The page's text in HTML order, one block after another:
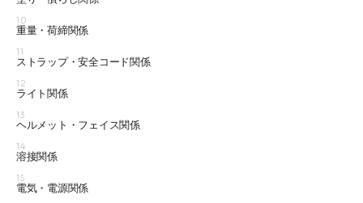
10
重量・荷締関係
11
ストラップ・安全コード関係
12
ライト関係
13
ヘルメット・フェイス関係
14
溶接関係
15
電気・電源関係